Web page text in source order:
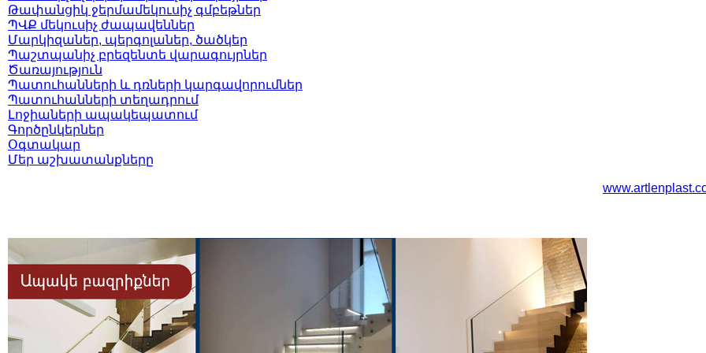
Թափանցիկ ջերմամեկուսիչ գմբեթներ
ՊՎՔ մեկուսիչ ժապավեններ
Մարկիզաներ, պերգոլաներ, ծածկեր
Պաշտպանիչ բրեզենտե վարագույրներ
Ծառայություն
Պատուհանների և դռների կարգավորումներ
Պատուհանների տեղադրում
Լոջիաների ապակեպատում
Գործընկերներ
Օգտակար
Մեր աշխատանքները